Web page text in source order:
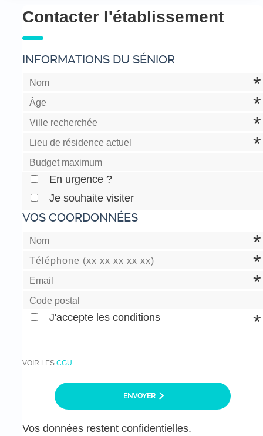
Contacter l'établissement
INFORMATIONS DU SÉNIOR
En urgence ?
Je souhaite visiter
VOS COORDONNÉES
J'accepte les conditions
VOIR LES CGU
ENVOYER
Vos données restent confidentielles.